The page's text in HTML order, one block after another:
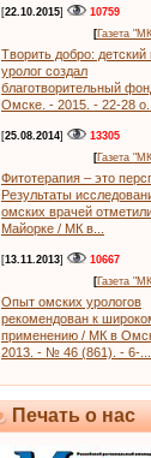
[22.10.2015]
10759
[Газета
Творить добро: детский
уролог создал
благотворительный
Омске. - 2015. - 22-28 о...
[25.08.2014]
13305
[Газета
Фитотерапия – это
Результаты
омских врачей
Майорке / МК в...
[13.11.2013]
10667
[Газета
Опыт омских урологов
рекомендован к
применению / МК в
2013. - № 46 (861). - 6-...
Печать о нас